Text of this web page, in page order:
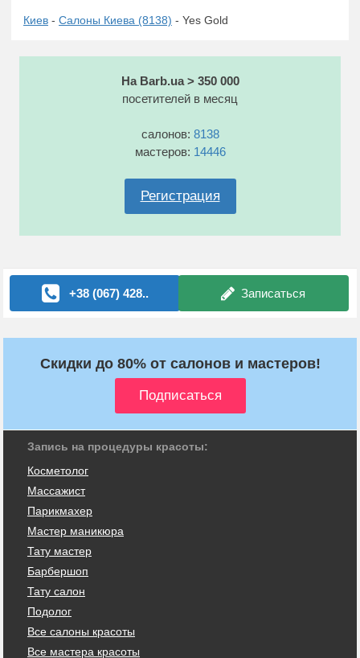
Киев - Салоны Киева (8138) - Yes Gold
На Barb.ua > 350 000
посетителей в месяц
салонов: 8138
мастеров: 14446
Регистрация
+38 (067) 428.. Записаться
Скидки до 80% от салонов и мастеров!
Запись на процедуры красоты:
Косметолог
Массажист
Парикмахер
Мастер маникюра
Тату мастер
Барбершоп
Тату салон
Подолог
Все салоны красоты
Все мастера красоты